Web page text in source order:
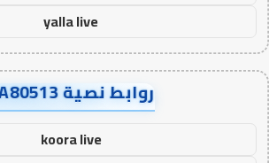
yalla live
روابط نصية AA80513
koora live